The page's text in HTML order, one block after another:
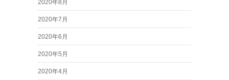
2020年8月
2020年7月
2020年6月
2020年5月
2020年4月